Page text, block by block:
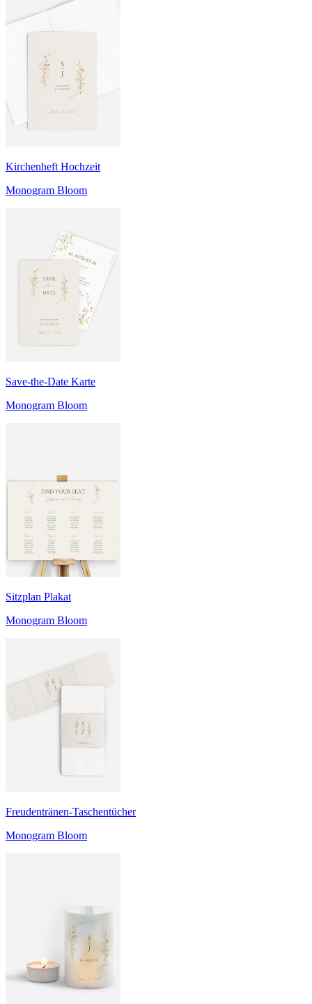
Kirchenheft Hochzeit
Monogram Bloom
Save-the-Date Karte
Monogram Bloom
Sitzplan Plakat
Monogram Bloom
Freudentränen-Taschentücher
Monogram Bloom